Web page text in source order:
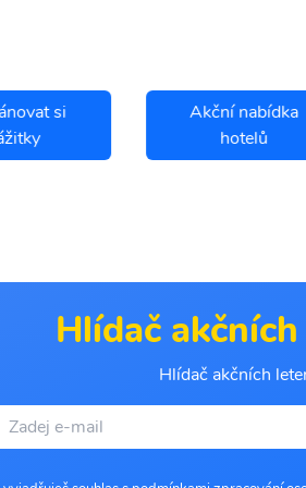
si
Akční nabídka
hotelů
Hlídač
Hlídač akčních